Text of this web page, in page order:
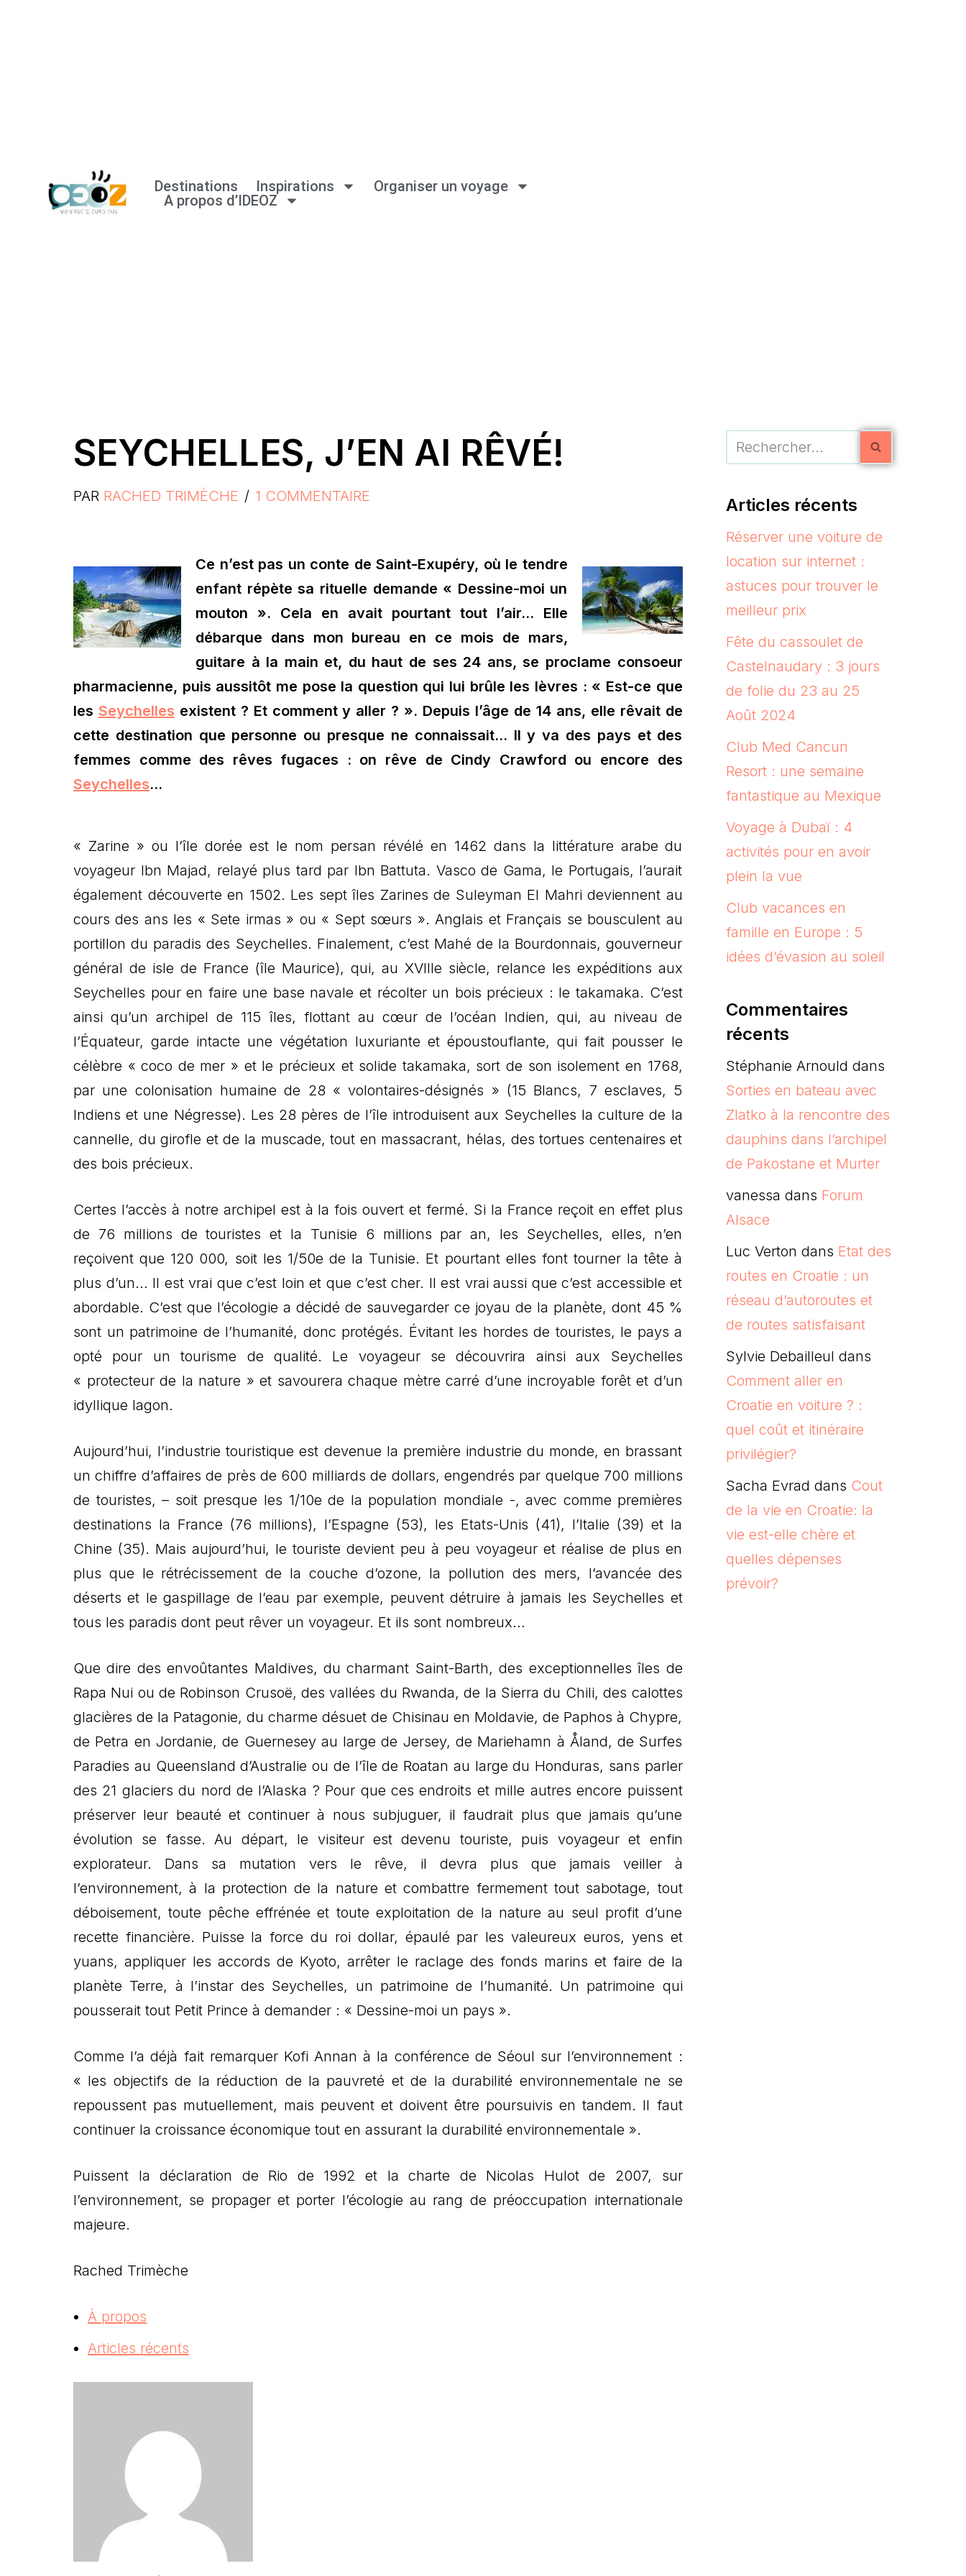
Destinations Inspirations
Organiser un voyage
A propos d’IDEOZ
SEYCHELLES, J’EN AI RÊVÉ!
PAR RACHED TRIMÈCHE 1 COMMENTAIRE
Ce n’est pas un conte de Saint-Exupéry, où le tendre
enfant répète sa rituelle demande « Dessine-moi un
mouton ». Cela en avait pourtant tout l’air… Elle
débarque dans mon bureau en ce mois de mars,
guitare à la main et, du haut de ses 24 ans, se proclame consoeur
pharmacienne, puis aussitôt me pose la question qui lui brûle les lèvres : « Est-ce que
les Seychelles existent ? Et comment y aller ? ». Depuis l’âge de 14 ans, elle rêvait de
cette destination que personne ou presque ne connaissait… Il y va des pays et des
femmes comme des rêves fugaces : on rêve de Cindy Crawford ou encore des
Seychelles…
« Zarine » ou l’île dorée est le nom persan révélé en 1462 dans la littérature arabe du
voyageur Ibn Majad, relayé plus tard par Ibn Battuta. Vasco de Gama, le Portugais, l’aurait
également découverte en 1502. Les sept îles Zarines de Suleyman El Mahri deviennent au
cours des ans les « Sete irmas » ou « Sept sœurs ». Anglais et Français se bousculent au
portillon du paradis des Seychelles. Finalement, c’est Mahé de la Bourdonnais, gouverneur
général de isle de France (île Maurice), qui, au XVIIIe siècle, relance les expéditions aux
Seychelles pour en faire une base navale et récolter un bois précieux : le takamaka. C’est
ainsi qu’un archipel de 115 îles, flottant au cœur de l’océan Indien, qui, au niveau de
l’Équateur, garde intacte une végétation luxuriante et époustouflante, qui fait pousser le
célèbre « coco de mer » et le précieux et solide takamaka, sort de son isolement en 1768,
par une colonisation humaine de 28 « volontaires-désignés » (15 Blancs, 7 esclaves, 5
Indiens et une Négresse). Les 28 pères de l’île introduisent aux Seychelles la culture de la
cannelle, du girofle et de la muscade, tout en massacrant, hélas, des tortues centenaires et
des bois précieux.
Certes l’accès à notre archipel est à la fois ouvert et fermé. Si la France reçoit en effet plus
de 76 millions de touristes et la Tunisie 6 millions par an, les Seychelles, elles, n’en
reçoivent que 120 000, soit les 1/50e de la Tunisie. Et pourtant elles font tourner la tête à
plus d’un… Il est vrai que c’est loin et que c’est cher. Il est vrai aussi que c’est accessible et
abordable. C’est que l’écologie a décidé de sauvegarder ce joyau de la planète, dont 45 %
sont un patrimoine de l’humanité, donc protégés. Évitant les hordes de touristes, le pays a
opté pour un tourisme de qualité. Le voyageur se découvrira ainsi aux Seychelles
« protecteur de la nature » et savourera chaque mètre carré d’une incroyable forêt et d’un
idyllique lagon.
Aujourd’hui, l’industrie touristique est devenue la première industrie du monde, en brassant
un chiffre d’affaires de près de 600 milliards de dollars, engendrés par quelque 700 millions
de touristes, – soit presque les 1/10e de la population mondiale -, avec comme premières
destinations la France (76 millions), l’Espagne (53), les Etats-Unis (41), l’Italie (39) et la
Chine (35). Mais aujourd’hui, le touriste devient peu à peu voyageur et réalise de plus en
plus que le rétrécissement de la couche d’ozone, la pollution des mers, l’avancée des
déserts et le gaspillage de l’eau par exemple, peuvent détruire à jamais les Seychelles et
tous les paradis dont peut rêver un voyageur. Et ils sont nombreux…
Que dire des envoûtantes Maldives, du charmant Saint-Barth, des exceptionnelles îles de
Rapa Nui ou de Robinson Crusoë, des vallées du Rwanda, de la Sierra du Chili, des calottes
glacières de la Patagonie, du charme désuet de Chisinau en Moldavie, de Paphos à Chypre,
de Petra en Jordanie, de Guernesey au large de Jersey, de Mariehamn à Åland, de Surfes
Paradies au Queensland d’Australie ou de l’île de Roatan au large du Honduras, sans parler
des 21 glaciers du nord de l’Alaska ? Pour que ces endroits et mille autres encore puissent
préserver leur beauté et continuer à nous subjuguer, il faudrait plus que jamais qu’une
évolution se fasse. Au départ, le visiteur est devenu touriste, puis voyageur et enfin
explorateur. Dans sa mutation vers le rêve, il devra plus que jamais veiller à
l’environnement, à la protection de la nature et combattre fermement tout sabotage, tout
déboisement, toute pêche effrénée et toute exploitation de la nature au seul profit d’une
recette financière. Puisse la force du roi dollar, épaulé par les valeureux euros, yens et
yuans, appliquer les accords de Kyoto, arrêter le raclage des fonds marins et faire de la
planète Terre, à l’instar des Seychelles, un patrimoine de l’humanité. Un patrimoine qui
pousserait tout Petit Prince à demander : « Dessine-moi un pays ».
Comme l’a déjà fait remarquer Kofi Annan à la conférence de Séoul sur l’environnement :
« les objectifs de la réduction de la pauvreté et de la durabilité environnementale ne se
repoussent pas mutuellement, mais peuvent et doivent être poursuivis en tandem. Il faut
continuer la croissance économique tout en assurant la durabilité environnementale ».
Puissent la déclaration de Rio de 1992 et la charte de Nicolas Hulot de 2007, sur
l’environnement, se propager et porter l’écologie au rang de préoccupation internationale
majeure.
Rached Trimèche
À propos
Articles récents
Articles récents
Réserver une voiture de
location sur internet :
astuces pour trouver le
meilleur prix
Fête du cassoulet de
Castelnaudary : 3 jours
de folie du 23 au 25
Août 2024
Club Med Cancun
Resort : une semaine
fantastique au Mexique
Voyage à Dubaï : 4
activités pour en avoir
plein la vue
Club vacances en
famille en Europe : 5
idées d’évasion au soleil
Commentaires
récents
Stéphanie Arnould dans
Sorties en bateau avec
Zlatko à la rencontre des
dauphins dans l’archipel
de Pakostane et Murter
vanessa dans Forum
Alsace
Luc Verton dans Etat des
routes en Croatie : un
réseau d’autoroutes et
de routes satisfaisant
Sylvie Debailleul dans
Comment aller en
Croatie en voiture ? :
quel coût et itinéraire
privilégier?
Sacha Evrad dans Cout
de la vie en Croatie: la
vie est-elle chère et
quelles dépenses
prévoir?